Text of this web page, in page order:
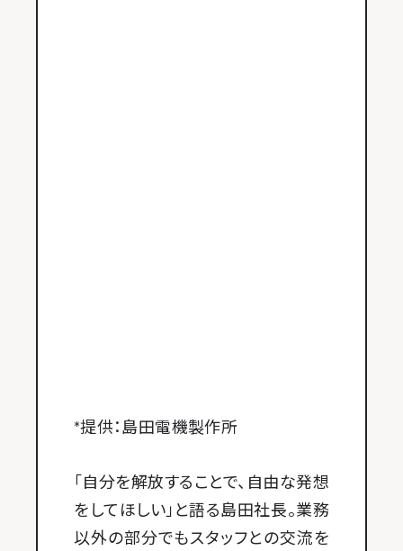
*提供：島田電機製作所
「自分を解放することで、自由な発想
をしてほしい」と語る島田社長。業務
以外の部分でもスタッフとの交流を